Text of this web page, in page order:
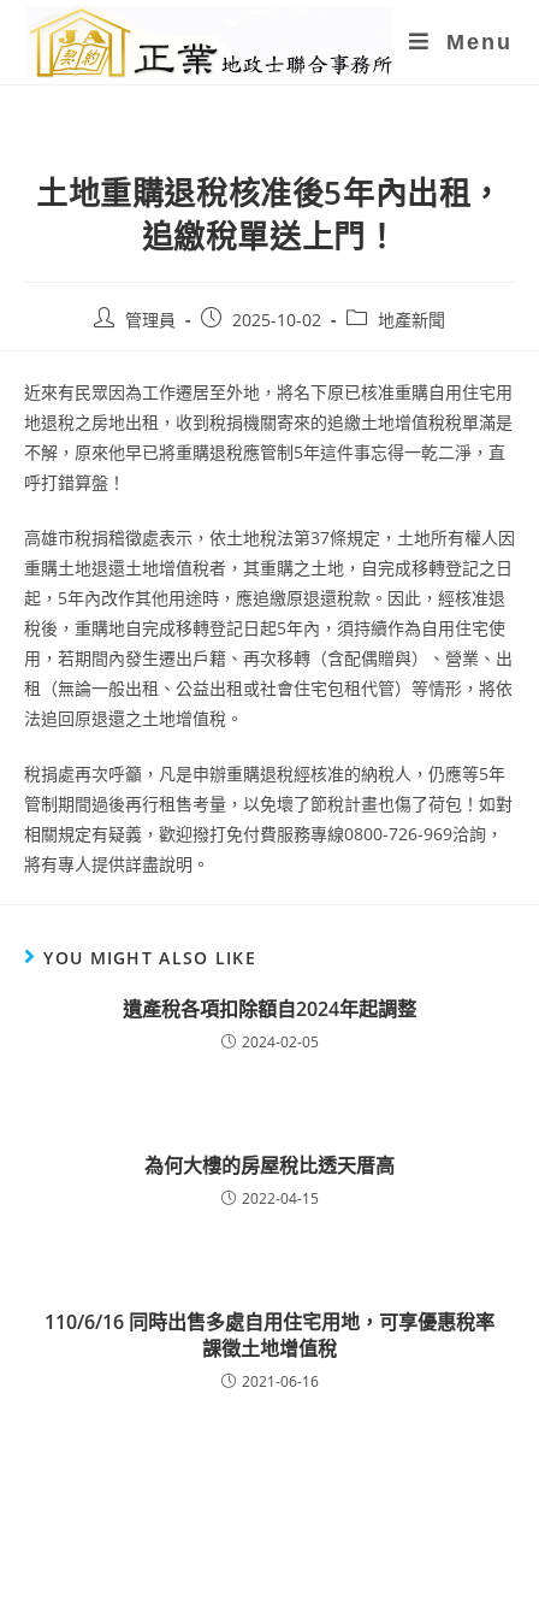
content
Menu
土地重購退稅核准後5年內出租，
追繳稅單送上門！
Post管理員
Post 2025-10-02
Post地產新聞
近來有民眾因為工作遷居至外地，將名下原已核准重購自用住宅用
地退稅之房地出租，收到稅捐機關寄來的追繳土地增值稅稅單滿是
不解，原來他早已將重購退稅應管制5年這件事忘得一乾二淨，直
呼打錯算盤！
高雄市稅捐稽徵處表示，依土地稅法第37條規定，土地所有權人因
重購土地退還土地增值稅者，其重購之土地，自完成移轉登記之日
起，5年內改作其他用途時，應追繳原退還稅款。因此，經核准退
稅後，重購地自完成移轉登記日起5年內，須持續作為自用住宅使
用，若期間內發生遷出戶籍、再次移轉（含配偶贈與）、營業、出
租（無論一般出租、公益出租或社會住宅包租代管）等情形，將依
法追回原退還之土地增值稅。
稅捐處再次呼籲，凡是申辦重購退稅經核准的納稅人，仍應等5年
管制期間過後再行租售考量，以免壞了節稅計畫也傷了荷包！如對
相關規定有疑義，歡迎撥打免付費服務專線0800-726-969洽詢，
將有專人提供詳盡說明。
YOU MIGHT ALSO LIKE
遺產稅各項扣除額自2024年起調整
2024-02-05
為何大樓的房屋稅比透天厝高
2022-04-15
110/6/16 同時出售多處自用住宅用地，可享優惠稅率
課徵土地增值稅
2021-06-16